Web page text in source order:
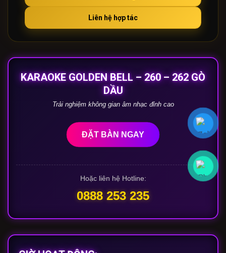
Liên hệ hợp tác
KARAOKE GOLDEN BELL – 260 – 262 GÒ
DẦU
Trải nghiệm không gian âm nhạc đỉnh cao
ĐẶT BÀN NGAY
Hoặc liên hệ Hotline:
0888 253 235